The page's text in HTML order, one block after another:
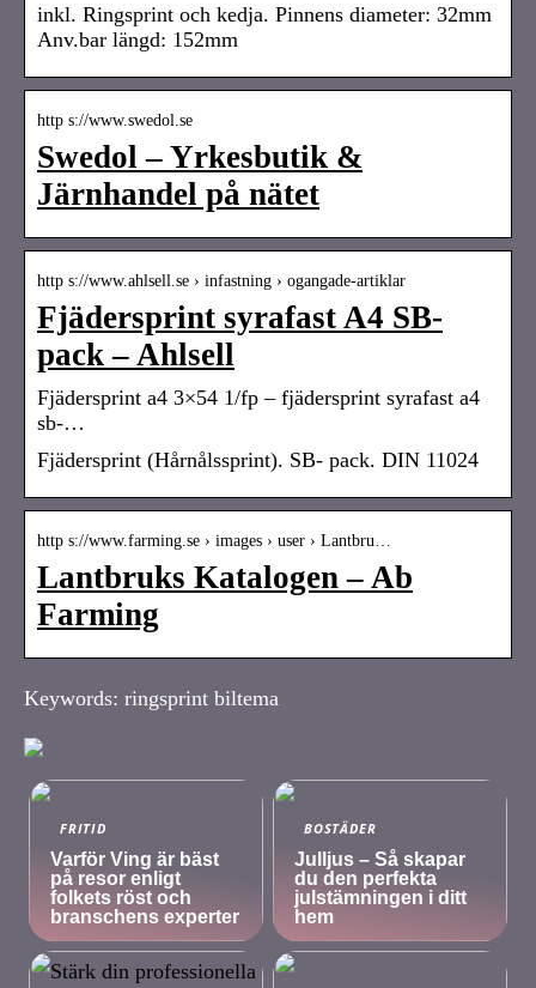
inkl. Ringsprint och kedja. Pinnens diameter: 32mm
Anv.bar längd: 152mm
http s://www.swedol.se
Swedol – Yrkesbutik &
Järnhandel på nätet
http s://www.ahlsell.se › infastning › ogangade-artiklar
Fjädersprint syrafast A4 SB-
pack – Ahlsell
Fjädersprint a4 3×54 1/fp – fjädersprint syrafast a4
sb-…
Fjädersprint (Hårnålssprint). SB- pack. DIN 11024
http s://www.farming.se › images › user › Lantbru…
Lantbruks Katalogen – Ab
Farming
Keywords: ringsprint biltema
FRITID
Varför Ving är bäst
på resor enligt
folkets röst och
branschens experter
BOSTÄDER
Julljus – Så skapar
du den perfekta
julstämningen i ditt
hem